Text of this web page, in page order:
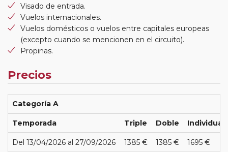
Visado de entrada.
Vuelos internacionales.
Vuelos domésticos o vuelos entre capitales europeas
(excepto cuando se mencionen en el circuito).
Propinas.
Precios
Categoría A
Temporada Triple Doble Individual
Del 13/04/2026 al 27/09/2026 1385 € 1385 € 1695 €